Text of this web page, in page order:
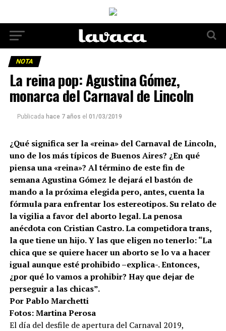
NOTA
La reina pop: Agustina Gómez,
monarca del Carnaval de Lincoln
Publicada hace 7 años el 01/03/2019
¿Qué significa ser la «reina» del Carnaval de Lincoln,
uno de los más típicos de Buenos Aires? ¿En qué
piensa una «reina»? Al término de este fin de
semana Agustina Gómez le dejará el bastón de
mando a la próxima elegida pero, antes, cuenta la
fórmula para enfrentar los estereotipos. Su relato de
la vigilia a favor del aborto legal. La penosa
anécdota con Cristian Castro. La competidora trans,
la que tiene un hijo. Y las que eligen no tenerlo: “La
chica que se quiere hacer un aborto se lo va a hacer
igual aunque esté prohibido –explica-. Entonces,
¿por qué lo vamos a prohibir? Hay que dejar de
perseguir a las chicas”.
Por Pablo Marchetti
Fotos: Martina Perosa
El día del desfile de apertura del Carnaval 2019,